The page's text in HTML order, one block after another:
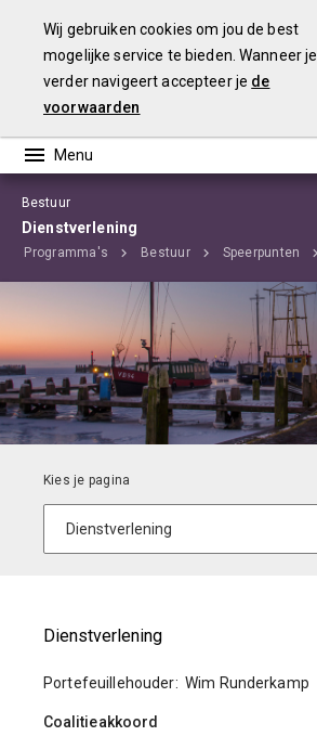
Bestuur
Dienstverlening
Programma's Bestuur Speerpunten
Dienstverlening
Portefeuillehouder: Wim Runderkamp
Coalitieakkoord
Wij gebruiken cookies om jou de best
mogelijke service te bieden. Wanneer je
verder navigeert accepteer je de
voorwaarden